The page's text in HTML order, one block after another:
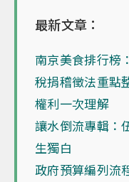
最新文章：
南京美食排行榜
稅捐稽徵法重點
權利一次理解
讓水倒流專輯：
生獨白
政府預算編列流